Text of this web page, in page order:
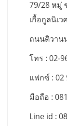
79/28 หมู่
เกื้อกูลนิเว
ถนนติวาน
โทร : 02-
แฟกซ์ : 02
มือถือ :
Line id :